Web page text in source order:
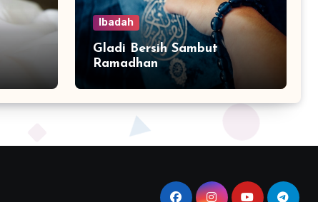
Ibadah
Gladi Bersih Sambut
Ramadhan